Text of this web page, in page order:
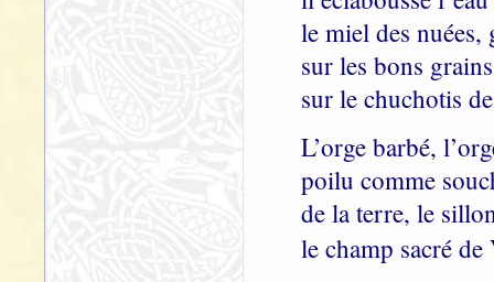
le miel des nuées,
sur les bons
sur le chuchotis
L’orge barbé,
poilu comme
de la terre, le
le champ sacré